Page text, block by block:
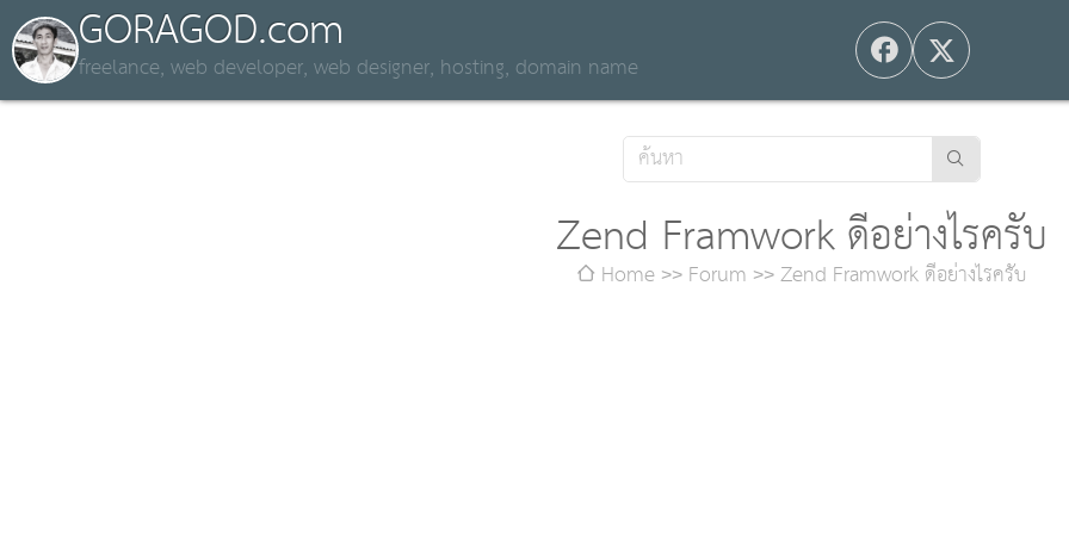
GORAGOD.com
freelance, web developer, web designer, hosting, domain name
Zend Framwork ดีอย่างไรครับ
Home Forum Zend Framwork ดีอย่างไรครับ